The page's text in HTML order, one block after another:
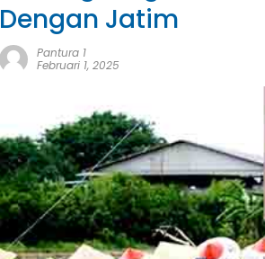
Dengan Jatim
Pantura 1
Februari 1, 2025